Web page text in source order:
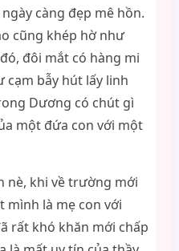
càng đẹp mê hồn.
cũng khép hờ như
đôi mắt có hàng mi
cạm bẫy hút lấy linh
Dương có chút gì
một đứa con với một
nè, khi về trường mới
mình là mẹ con với
rất khó khăn mới chấp